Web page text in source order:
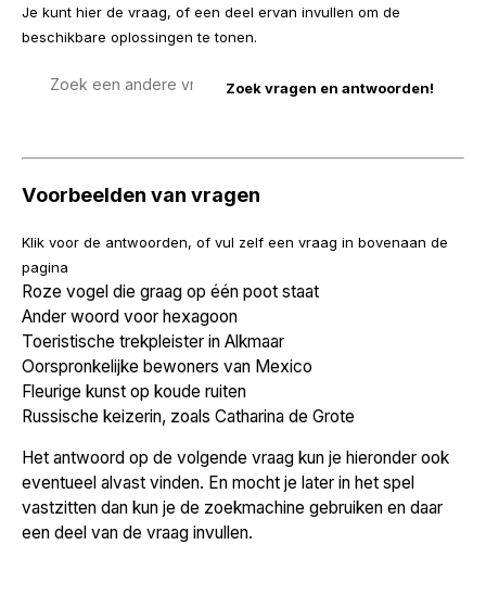
Je kunt hier de vraag, of een deel ervan invullen om de
beschikbare oplossingen te tonen.
Voorbeelden van vragen
Klik voor de antwoorden, of vul zelf een vraag in bovenaan de
pagina
Roze vogel die graag op één poot staat
Ander woord voor hexagoon
Toeristische trekpleister in Alkmaar
Oorspronkelijke bewoners van Mexico
Fleurige kunst op koude ruiten
Russische keizerin, zoals Catharina de Grote
Het antwoord op de volgende vraag kun je hieronder ook
eventueel alvast vinden. En mocht je later in het spel
vastzitten dan kun je de zoekmachine gebruiken en daar
een deel van de vraag invullen.